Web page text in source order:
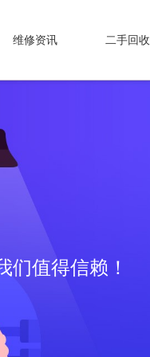
维修资讯 二手回收
们值得信赖！